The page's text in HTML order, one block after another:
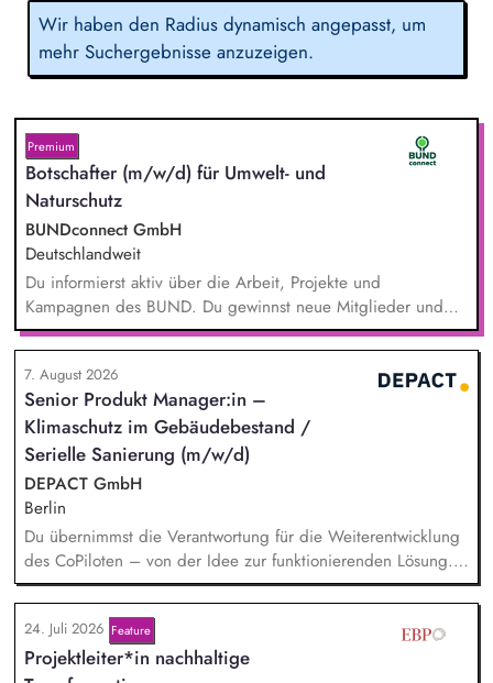
Wir haben den Radius dynamisch angepasst, um
mehr Suchergebnisse anzuzeigen.
Premium
Botschafter (m/w/d) für Umwelt- und
Naturschutz
BUNDconnect GmbH
Deutschlandweit
Du informierst aktiv über die Arbeit, Projekte und
Kampagnen des BUND. Du gewinnst neue Mitglieder und
stärkst damit langfristig den Umwelt- und Naturschutz. Du
beantwortest Fragen zu Umwelt-, Arten- und Klimaschutz nach
bestem Wissen und Gewissen. Du unterstützt Kampagnen
und Aktionen, beispielsweise durch das Sammeln von
Unterschriften für Petitionen.
7. August 2026
Senior Produkt Manager:in –
Klimaschutz im Gebäudebestand /
Serielle Sanierung (m/w/d)
DEPACT GmbH
Berlin
Du übernimmst die Verantwortung für die Weiterentwicklung
des CoPiloten – von der Idee zur funktionierenden Lösung.
Im Zentrum stehen die Umsetzung und Implementierung: Du
verstehst die zugrunde liegenden Prozesse, optimierst sie,
und entwickelst daraus unser Produkt weiter, zusammen mit
unseren Partnern der Branche.
24. Juli 2026 Feature
Projektleiter*in nachhaltige